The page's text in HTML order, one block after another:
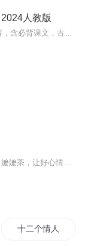
人教版
十二个情人节